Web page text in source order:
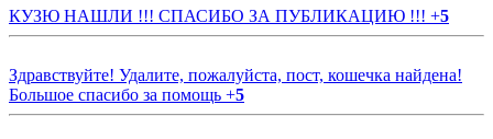
КУЗЮ НАШЛИ !!! СПАСИБО ЗА ПУБЛИКАЦИЮ !!! +5
Здравствуйте! Удалите, пожалуйста, пост, кошечка найдена!
Большое спасибо за помощь +5